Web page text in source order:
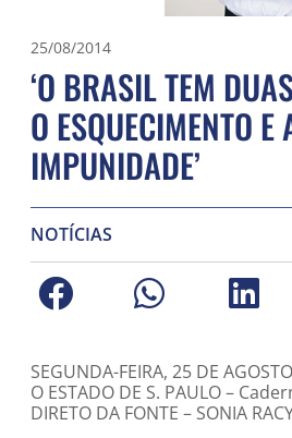
25/08/2014
‘O BRASIL TEM
O ESQUECIMENTO E
IMPUNIDADE’
NOTÍCIAS
SEGUNDA-FEIRA, 25 DE
O ESTADO DE S. PAULO –
DIRETO DA FONTE – SONIA